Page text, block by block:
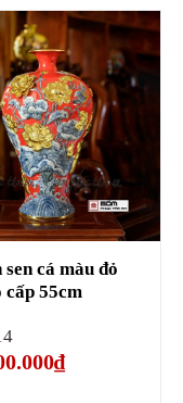
cá màu đỏ
cấp 55cm
₫